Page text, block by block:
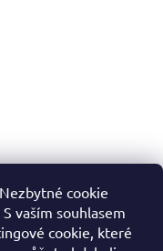
cookie
vaším souhlasem
cookie, které